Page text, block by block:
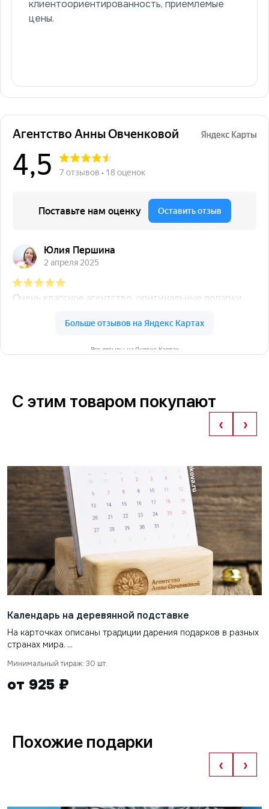
клиентоориентированность, приемлемые
цены.
Все отзывы на Яндекс Картах
С этим товаром покупают
‹ ›
Календарь на деревянной подставке
На карточках описаны традиции дарения подарков в разных
странах мира. ...
Минимальный тираж: 30 шт.
от 925 ₽
Похожие подарки
‹ ›